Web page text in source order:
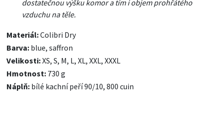
dostatečnou výšku komor a tím i objem prohřátého
vzduchu na těle.
Materiál:Colibri Dry
Barva: blue, saffron
Velikosti:XS, S, M, L, XL, XXL, XXXL
Hmotnost: 730 g
Náplň: bílé kachní peří 90/10, 800 cuin